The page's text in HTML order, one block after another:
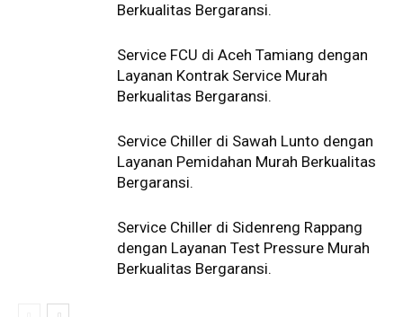
Berkualitas Bergaransi.
Service FCU di Aceh Tamiang dengan
Layanan Kontrak Service Murah
Berkualitas Bergaransi.
Service Chiller di Sawah Lunto dengan
Layanan Pemidahan Murah Berkualitas
Bergaransi.
Service Chiller di Sidenreng Rappang
dengan Layanan Test Pressure Murah
Berkualitas Bergaransi.